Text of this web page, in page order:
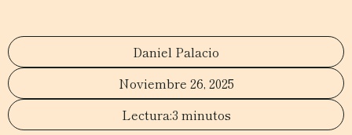
Daniel Palacio
Noviembre 26, 2025
3 minutos